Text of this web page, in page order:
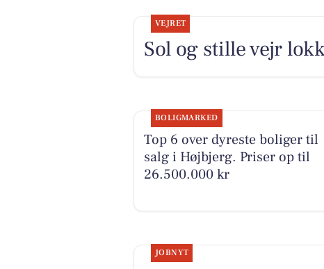
VEJRET
Sol og stille vejr
BOLIGMARKED
Top 6 over dyreste boliger til
salg i Højbjerg. Priser op til
26.500.000 kr
JOBNYT